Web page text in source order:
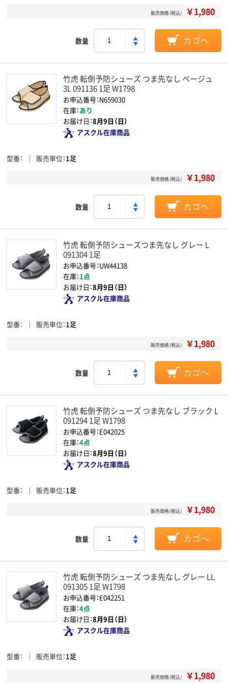
販売価格（税込） ￥1,980
数量 カゴへ
竹虎 転倒予防シューズ つま先なし ベージュ
3L 091136 1足 W1798
お申込番号：N659030
在庫：あり
お届け日：8月9日（日）
アスクル在庫商品
型番 販売単位 1足
販売価格（税込） ￥1,980
数量 カゴへ
竹虎 転倒予防シューズつま先なし グレー L
091304 1足
お申込番号：UW44138
在庫：1点
お届け日：8月9日（日）
アスクル在庫商品
型番 販売単位 1足
販売価格（税込） ￥1,980
数量 カゴへ
竹虎 転倒予防シューズ つま先なし ブラック L
091294 1足 W1798
お申込番号：E042025
在庫：4点
お届け日：8月9日（日）
アスクル在庫商品
型番 販売単位 1足
販売価格（税込） ￥1,980
数量 カゴへ
竹虎 転倒予防シューズ つま先なし グレー LL
091305 1足 W1798
お申込番号：E042251
在庫：4点
お届け日：8月9日（日）
アスクル在庫商品
型番 販売単位 1足
販売価格（税込） ￥1,980